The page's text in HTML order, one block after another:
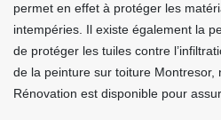
permet en effet à protéger les
intempéries. Il existe également la
de protéger les tuiles contre
de la peinture sur toiture Montresor,
Rénovation est disponible pour